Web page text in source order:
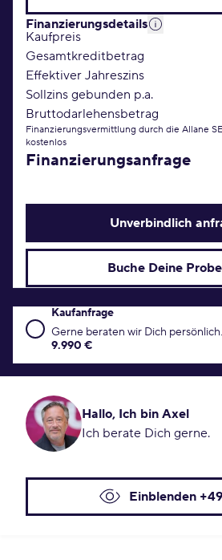
Finanzierungsdetails
Kaufpreis
Gesamtkreditbetrag
Effektiver Jahreszins
Sollzins gebunden p.a.
Bruttodarlehensbetrag
Finanzierungsvermittlung durch die Allane
kostenlos
Finanzierungsanfrage
Unverbindlich
Buche Deine
Kaufanfrage Konditionen
Kaufanfrage
Gerne beraten wir Dich persönlich.
9.990 €
Hallo, Ich bin Axel
Ich berate Dich gerne.
Einblenden